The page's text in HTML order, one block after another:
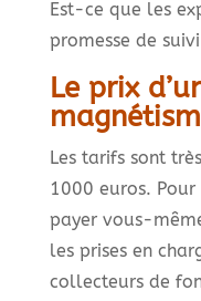
Est-ce que les
promesse de
Le prix
Les tarifs sont
1000 euros.
payer vous-
les prises en
collecteurs de